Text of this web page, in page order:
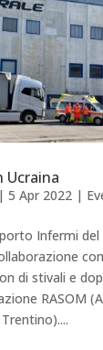
Ucraina
| 5 Apr 2022|
Infermi
di stivali e
RASOM